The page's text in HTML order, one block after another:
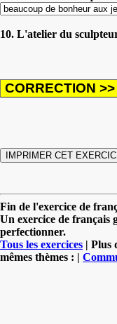
10. L'atelier du
Fin de l'exercice de
Un exercice de français
perfectionner.
Tous les exercices | Plus
mêmes thèmes : |